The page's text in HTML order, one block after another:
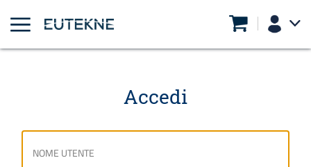
Accedi